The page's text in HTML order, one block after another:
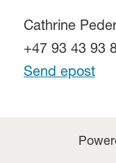
Cathrine
+47 93 43 93
Send epost